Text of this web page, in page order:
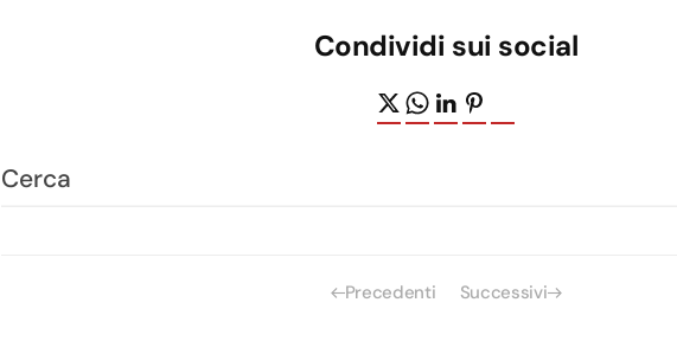
Condividi sui social
Precedenti Successivi